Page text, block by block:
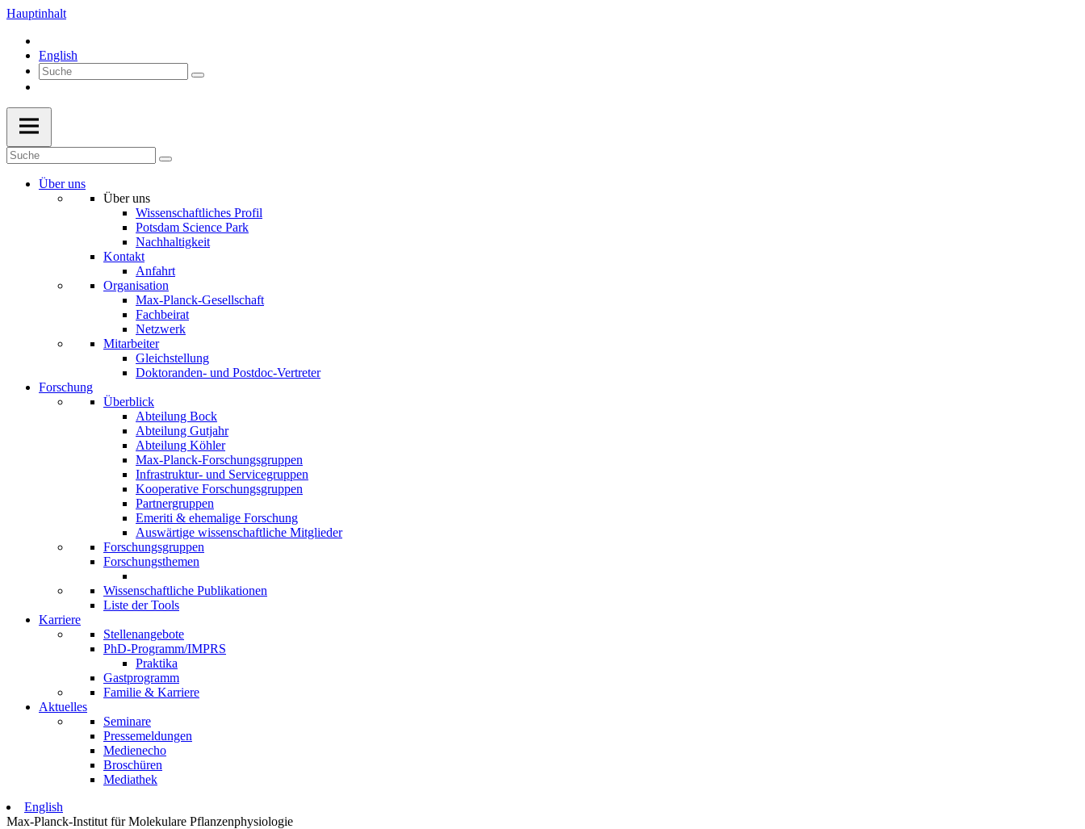
Hauptinhalt
English
Über uns
Über uns
Wissenschaftliches Profil
Potsdam Science Park
Nachhaltigkeit
Kontakt
Anfahrt
Organisation
Max-Planck-Gesellschaft
Fachbeirat
Netzwerk
Mitarbeiter
Gleichstellung
Doktoranden- und Postdoc-Vertreter
Forschung
Überblick
Abteilung Bock
Abteilung Gutjahr
Abteilung Köhler
Max-Planck-Forschungsgruppen
Infrastruktur- und Servicegruppen
Kooperative Forschungsgruppen
Partnergruppen
Emeriti & ehemalige Forschung
Auswärtige wissenschaftliche Mitglieder
Forschungsgruppen
Forschungsthemen
Wissenschaftliche Publikationen
Liste der Tools
Karriere
Stellenangebote
PhD-Programm/IMPRS
Praktika
Gastprogramm
Familie & Karriere
Aktuelles
Seminare
Pressemeldungen
Medienecho
Broschüren
Mediathek
English
Max-Planck-Institut für Molekulare Pflanzenphysiologie